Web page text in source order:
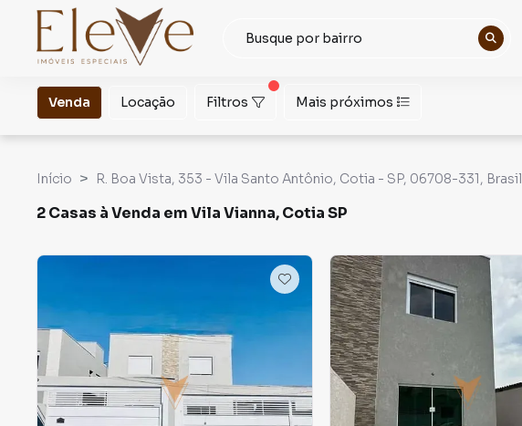
Venda Locação Filtros Mais próximos
Início R. Boa Vista, 353 - Vila Santo Antônio, Cotia - SP, 06708-331, Brasil
2 Casas à Venda em Vila Vianna, Cotia SP